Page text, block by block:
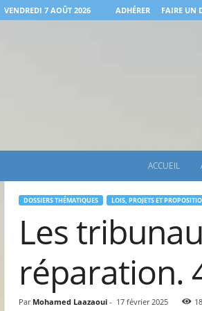
VENDREDI 7 AOÛT 2026 ADHÉRER FAIRE UN
ACCUEIL
DOSSIERS THÉMATIQUES LOIS, PROJETS ET
Les
réparation.
Par Mohamed Laazaoui- 17 février 2025